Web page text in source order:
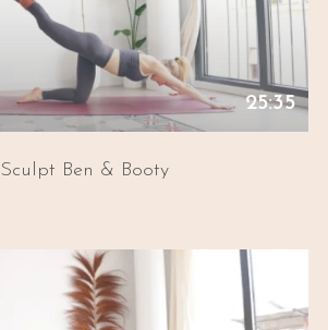
25:35
Sculpt Ben & Booty